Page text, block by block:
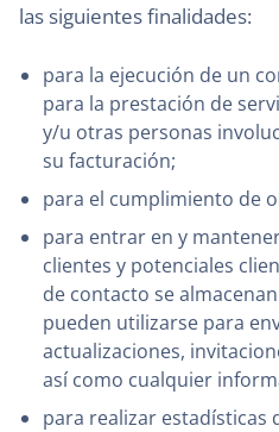
las siguientes finalidades:
para la ejecución de un
para la prestación de
y/u otras personas
su facturación;
para el cumplimiento de
para entrar en y
clientes y potenciales
de contacto se
pueden utilizarse para
actualizaciones,
así como cualquier
para realizar estadísticas